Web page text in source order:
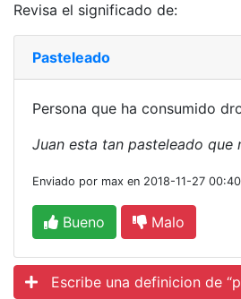
Revisa el significado de:
Pasteleado
Persona que ha consumido
Juan esta tan pasteleado que
Enviado por max en 2018-11-27
Bueno Malo
Escribe una definicion de